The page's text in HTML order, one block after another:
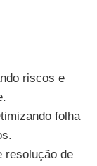
riscos e
folha
resolução de